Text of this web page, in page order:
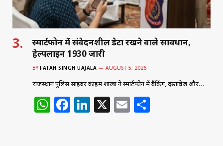
स्मार्टफोन में संवेदनशील डेटा रखने वाले सावधान,
हेल्पलाइन 1930 जारी
BY FATAH SINGH UAJALA AUGUST 5, 2026
राजस्थान पुलिस साइबर क्राइम शाखा ने स्मार्टफोन में बैंकिंग, दस्तावेज और…
W
h
F
a
Li
n
X E
m